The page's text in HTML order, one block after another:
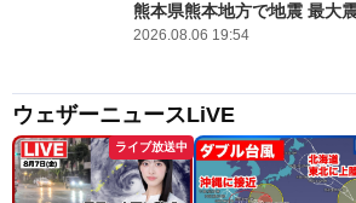
熊本県熊本地方で地震 最大
2026.08.06 19:54
ウェザーニュースLiVE
ライブ放送中